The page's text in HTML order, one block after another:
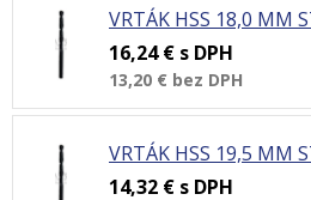
VRTÁK HSS 18,0 MM
16,24 € s DPH
13,20 € bez DPH
VRTÁK HSS 19,5 MM
14,32 € s DPH